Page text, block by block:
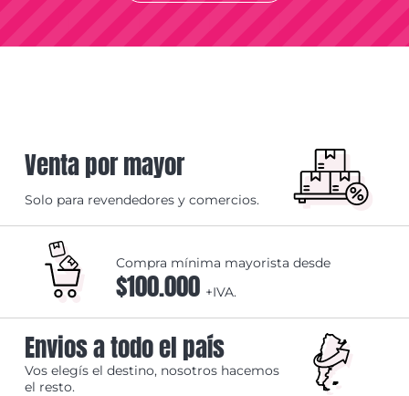
Venta por mayor
Solo para revendedores y comercios.
Compra mínima mayorista desde
$100.000 +IVA.
Envios a todo el país
Vos elegís el destino, nosotros hacemos
el resto.